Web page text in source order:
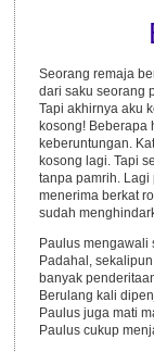
Seorang remaja
dari saku seorang
Tapi akhirnya aku
kosong! Beberapa
keberuntungan.
kosong lagi. Tapi
tanpa pamrih.
menerima berkat
sudah
Paulus mengawali
Padahal,
banyak
Berulang kali
Paulus juga mati
Paulus cukup